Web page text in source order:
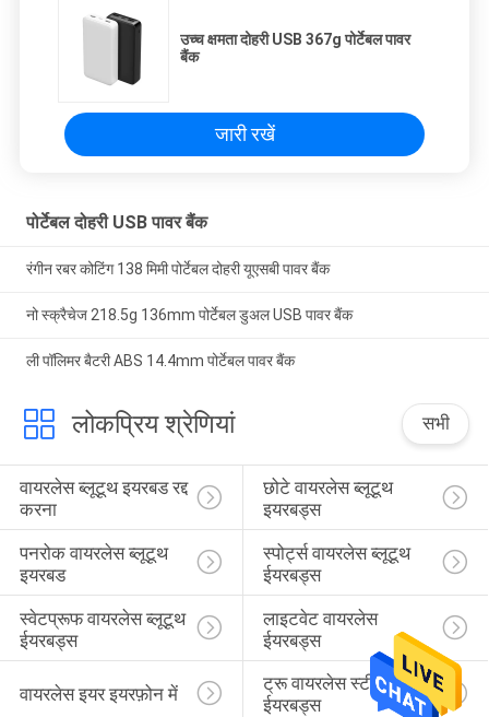
उच्च क्षमता दोहरी USB 367g पोर्टेबल पावर
बैंक
जारी रखें
पोर्टेबल दोहरी USB पावर बैंक
रंगीन रबर कोटिंग 138 मिमी पोर्टेबल दोहरी यूएसबी पावर बैंक
नो स्क्रैचेज 218.5g 136mm पोर्टेबल डुअल USB पावर बैंक
ली पॉलिमर बैटरी ABS 14.4mm पोर्टेबल पावर बैंक
लोकप्रिय श्रेणियां सभी
वायरलेस ब्लूटूथ इयरबड रद्द
करना
छोटे वायरलेस ब्लूटूथ
इयरबड्स
पनरोक वायरलेस ब्लूटूथ
इयरबड
स्पोर्ट्स वायरलेस ब्लूटूथ
ईयरबड्स
स्वेटप्रूफ वायरलेस ब्लूटूथ
ईयरबड्स
लाइटवेट वायरलेस
ईयरबड्स
वायरलेस इयर इयरफ़ोन में
ट्रू वायरलेस स्टीरियो
ईयरबड्स